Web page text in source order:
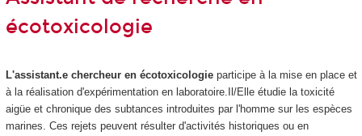
écotoxicologie
L'assistant.e chercheur en écotoxicologie participe à la mise en place et
à la réalisation d'expérimentation en laboratoire.Il/Elle étudie la toxicité
aigüe et chronique des subtances introduites par l'homme sur les espèces
marines. Ces rejets peuvent résulter d'activités historiques ou en